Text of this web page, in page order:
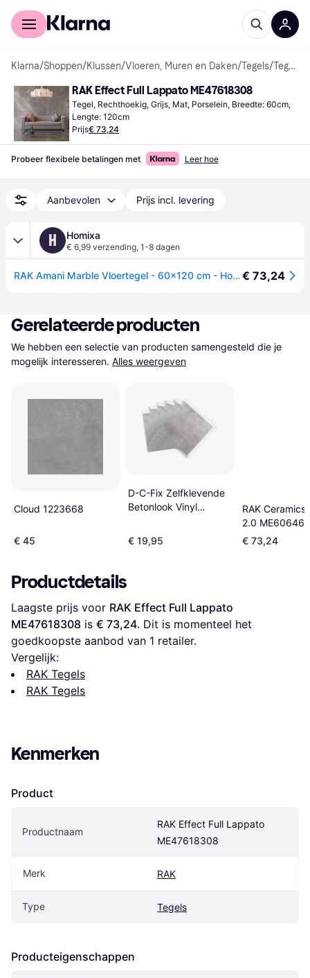
Voor shoppers
Klarna/Shoppen/Klussen/Vloeren, Muren en Daken/Tegels/ Tegels
RAK Effect Full Lappato ME47618308
Tegel, Rechthoekig, Grijs, Mat, Porselein, Breedte: 60cm,
Lengte: 120cm
Prijs€ 73,24
Probeer flexibele betalingen met Leer hoe
Aanbevolen Prijs incl. levering
H Homixa
€ 6,99 verzending, 1-8 dagen
RAK Amani Marble Vloertegel - 60x120 cm - Hoogglans Grijs€ 73,24
Gerelateerde producten
We hebben een selectie van producten samengesteld die je
mogelijk interesseren. Alles weergeven
Cloud 1223668
€ 45
D-C-Fix Zelfklevende
Betonlook Vinyl
30.5 cm
€ 19,95
RAK Ceramics
2.0
€ 73,24
Productdetails
Laagste prijs voor RAK Effect Full Lappato
ME47618308 is € 73,24. Dit is momenteel het
goedkoopste aanbod van 1 retailer.
Vergelijk:
RAK Tegels
RAK Tegels
Kenmerken
Product
Productnaam
RAK Effect Full Lappato
ME47618308
Merk RAK
Type Tegels
Producteigenschappen